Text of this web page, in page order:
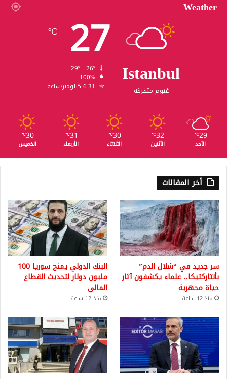
Weather
Istanbul
غيوم متفرقة
27
℃
100%
6.31 كيلومتر/ساعة
29
℃
الأحد
32
℃
الأثنين
30
℃
الثلاثاء
31
℃
الأربعاء
30
℃
الخميس
أخر المقالات
سر جديد في “شلال الدم”
بأنتاركتيكا.. علماء يكشفون آثار
حياة مجهرية
منذ 12 ساعة
البنك الدولي يمنح سوريا 100
مليون دولار لتحديث القطاع
المالي
منذ 12 ساعة